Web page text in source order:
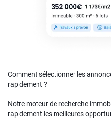
Comment sélectionner les
rapidement ?
Notre moteur de recherche
rapidement les meilleures